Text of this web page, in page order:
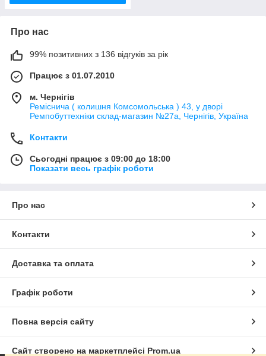
Про нас
99% позитивних з 136 відгуків за рік
Працює з 01.07.2010
м. Чернігів
Реміснича ( колишня Комсомольська ) 43, у дворі
Ремпобуттехніки склад-магазин №27a, Чернігів, Україна
Контакти
Сьогодні працює з 09:00 до 18:00
Показати весь графік роботи
Про нас
Контакти
Доставка та оплата
Графік роботи
Повна версія сайту
Сайт створено на маркетплейсі Prom.ua